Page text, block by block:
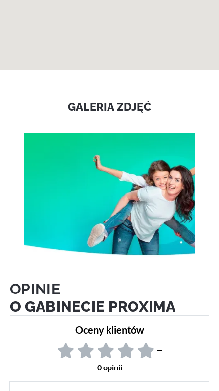
GALERIA ZDJĘĆ
OPINIE
O GABINECIE PROXIMA
Oceny klientów
–
0 opinii